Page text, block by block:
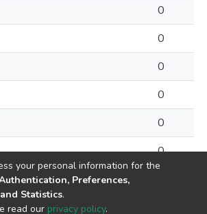
0
0
0
0
0
0
your personal information for the
Preferences,
Statistics.
read our privacy policy.